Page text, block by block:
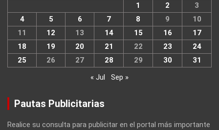
1
2
3
4
5 6 7 8 9
10
11
12 13 14 15 16
17
18
19 20 21 22 23
24
25
26 27 28 29 30
31
« Jul
Sep »
Pautas Publicitarias
Realice su consulta para publicitar en el portal más importante